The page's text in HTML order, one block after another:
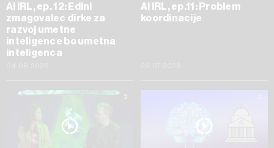
AI IRL, ep. 12: Edini
zmagovalec dirke za
razvoj umetne
inteligence bo umetna
inteligenca
AI IRL, ep.11: Problem
koordinacije